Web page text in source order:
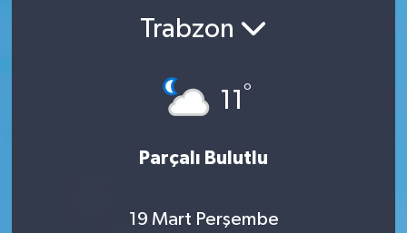
Trabzon
11 °
Parçalı Bulutlu
19 Mart Perşembe